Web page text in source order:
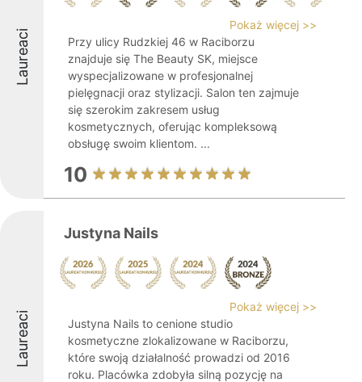
Laureaci
Pokaż więcej >>
Przy ulicy Rudzkiej 46 w Raciborzu
znajduje się The Beauty SK, miejsce
wyspecjalizowane w profesjonalnej
pielęgnacji oraz stylizacji. Salon ten zajmuje
się szerokim zakresem usług
kosmetycznych, oferując kompleksową
obsługę swoim klientom. ...
10
Laureaci
Justyna Nails
Pokaż więcej >>
Justyna Nails to cenione studio
kosmetyczne zlokalizowane w Raciborzu,
które swoją działalność prowadzi od 2016
roku. Placówka zdobyła silną pozycję na